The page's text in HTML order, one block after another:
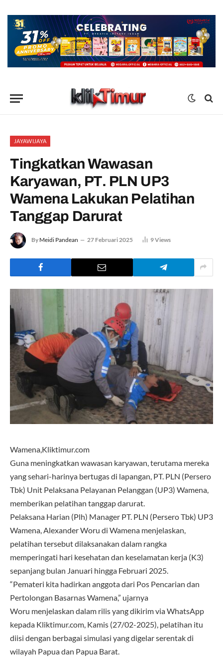
JAYAWIJAYA
Tingkatkan Wawasan
Karyawan, PT. PLN UP3
Wamena Lakukan Pelatihan
Tanggap Darurat
By Meidi Pandean 27 Februari 2025 9Views
Wamena,Kliktimur.com
Guna meningkatkan wawasan karyawan, terutama mereka
yang sehari-harinya bertugas di lapangan, PT. PLN (Persero
Tbk) Unit Pelaksana Pelayanan Pelanggan (UP3) Wamena,
memberikan pelatihan tanggap darurat.
Pelaksana Harian (Plh) Manager PT. PLN (Persero Tbk) UP3
Wamena, Alexander Woru di Wamena menjelaskan,
pelatihan tersebut dilaksanakan dalam rangka
memperingati hari kesehatan dan keselamatan kerja (K3)
sepanjang bulan Januari hingga Februari 2025.
“Pemateri kita hadirkan anggota dari Pos Pencarian dan
Pertolongan Basarnas Wamena,” ujarnya
Woru menjelaskan dalam rilis yang dikirim via WhatsApp
kepada Kliktimur.com, Kamis (27/02-2025), pelatihan itu
diisi dengan berbagai simulasi yang digelar serentak di
wilayah Papua dan Papua Barat.